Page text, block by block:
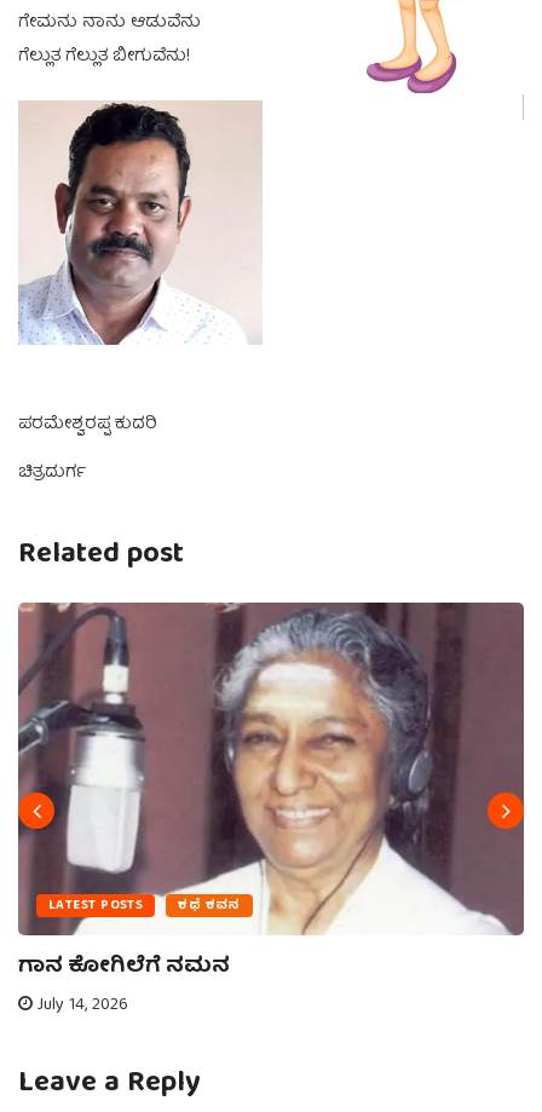
ಗೇಮನು ನಾನು ಆಡುವೆನು
ಗೆಲ್ಲುತ ಗೆಲ್ಲುತ ಬೀಗುವೆನು!
ಪರಮೇಶ್ವರಪ್ಪ ಕುದರಿ
ಚಿತ್ರದುರ್ಗ
Related post
LATEST POSTS ಕಥೆ ಕವನ
ಗಾನ ಕೋಗಿಲೆಗೆ ನಮನ
July 14, 2026
Leave a Reply